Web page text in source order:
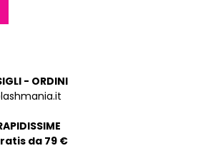
- ORDINI
da 79 €